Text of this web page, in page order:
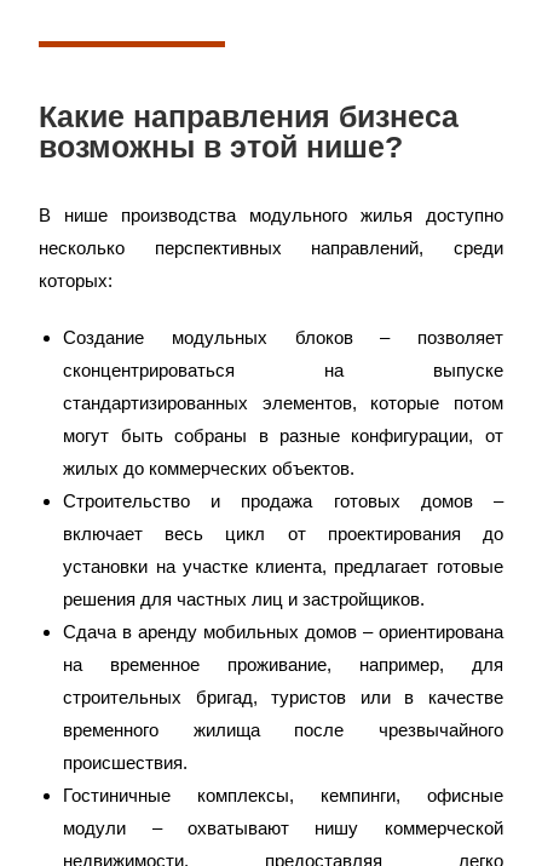
Какие направления бизнеса
возможны в этой нише?
В нише производства модульного жилья доступно
несколько перспективных направлений, среди
которых:
Создание модульных блоков – позволяет
сконцентрироваться на выпуске
стандартизированных элементов, которые потом
могут быть собраны в разные конфигурации, от
жилых до коммерческих объектов.
Строительство и продажа готовых домов –
включает весь цикл от проектирования до
установки на участке клиента, предлагает готовые
решения для частных лиц и застройщиков.
Сдача в аренду мобильных домов – ориентирована
на временное проживание, например, для
строительных бригад, туристов или в качестве
временного жилища после чрезвычайного
происшествия.
Гостиничные комплексы, кемпинги, офисные
модули – охватывают нишу коммерческой
недвижимости, предоставляя легко